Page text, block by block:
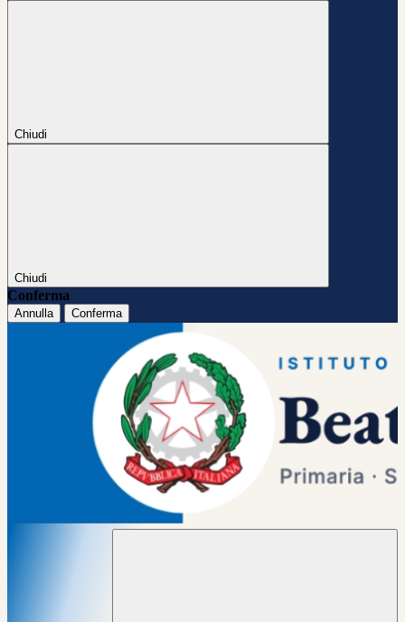
Chiudi
Chiudi
Conferma
Annulla Conferma